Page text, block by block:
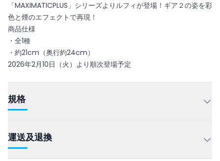
「MAXIMATICPLUS」シリーズよりルフィが登場！ギア２の姿を彩
色と煙のエフェクトで再現！
商品仕様
・全1種
・約21cm（奥行約24cm）
2026年2月10日（火）より順次登場予定
規格
運送及退換